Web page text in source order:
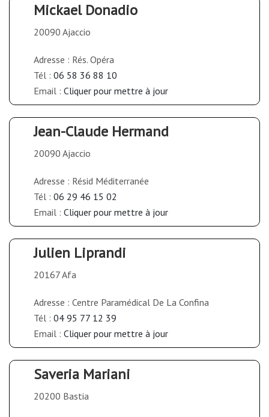
Mickael Donadio
20090 Ajaccio
Adresse : Rés. Opéra
Tél : 06 58 36 88 10
Email : Cliquer pour mettre à jour
Jean-Claude Hermand
20090 Ajaccio
Adresse : Résid Méditerranée
Tél : 06 29 46 15 02
Email : Cliquer pour mettre à jour
Julien Liprandi
20167 Afa
Adresse : Centre Paramédical De La Confina
Tél : 04 95 77 12 39
Email : Cliquer pour mettre à jour
Saveria Mariani
20200 Bastia